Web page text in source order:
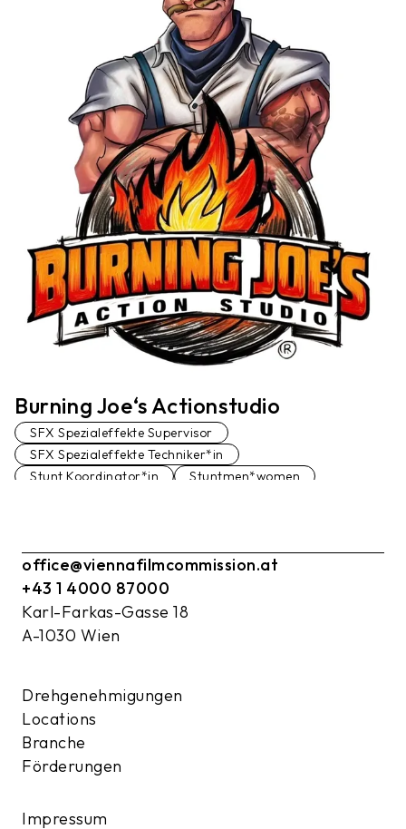
Burning Joe‘s Actionstudio
SFX Spezialeffekte Supervisor
SFX Spezialeffekte Techniker*in
Stunt Koordinator*in
Stuntmen*women
office@viennafilmcommission.at
+43 1 4000 87000
Karl-Farkas-Gasse 18
A-1030 Wien
Drehgenehmigungen
Locations
Branche
Förderungen
Impressum